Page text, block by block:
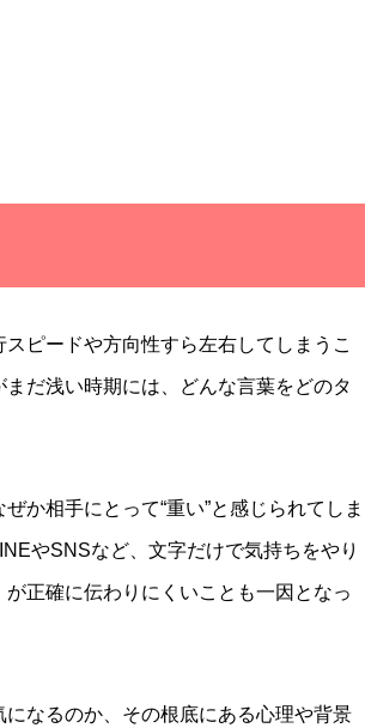
ピードや方向性すら左右してしまうこ
だ浅い時期には、どんな言葉をどのタ
か相手にとって“重い”と感じられてしま
やSNSなど、文字だけで気持ちをやり
正確に伝わりにくいことも一因となっ
なるのか、その根底にある心理や背景